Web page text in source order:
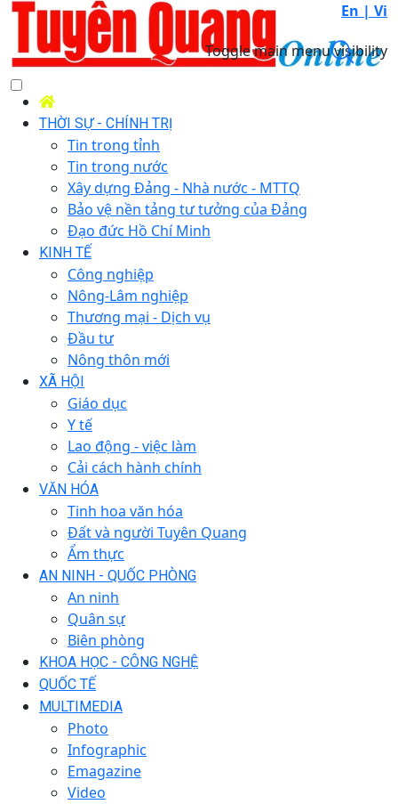
En | Vi
Toggle main menu visibility
THỜI SỰ - CHÍNH TRỊ
Tin trong tỉnh
Tin trong nước
Xây dựng Đảng - Nhà nước - MTTQ
Bảo vệ nền tảng tư tưởng của Đảng
Đạo đức Hồ Chí Minh
KINH TẾ
Công nghiệp
Nông-Lâm nghiệp
Thương mại - Dịch vụ
Đầu tư
Nông thôn mới
XÃ HỘI
Giáo dục
Y tế
Lao động - việc làm
Cải cách hành chính
VĂN HÓA
Tinh hoa văn hóa
Đất và người Tuyên Quang
Ẩm thực
AN NINH - QUỐC PHÒNG
An ninh
Quân sự
Biên phòng
KHOA HỌC - CÔNG NGHỆ
QUỐC TẾ
MULTIMEDIA
Photo
Infographic
Emagazine
Video